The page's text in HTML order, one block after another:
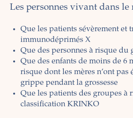
Les personnes vivant dans le
Que les patients sévèrement et
immunodéprimés X
Que des personnes à risque du
Que des enfants de moins de 6
risque dont les mères n’ont pas
grippe pendant la grossesse
Que les patients des groupes à
classification KRINKO